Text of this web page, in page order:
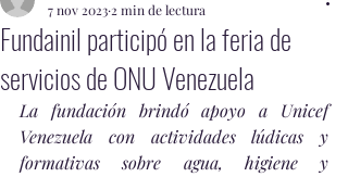
Fundainil participó en la feria de
servicios de ONU Venezuela
7 nov 2023 2 min de lectura
La fundación brindó apoyo a Unicef
Venezuela con actividades lúdicas y
formativas sobre agua, higiene y